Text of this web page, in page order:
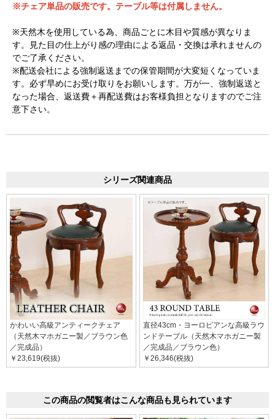
※チェア単品の販売です。テーブル等は付属しません。
※天然木を使用している為、商品ごとに木目や質感が異なりま
す。見た目の仕上がり感の理由による返品・交換は承れませんの
でご了承ください。
※配送会社による強制返送までの保管期間が大変短くなっていま
す。必ず早めにお受け取りをお願いします。万が一、強制返送と
なった場合、返送費＋再配送費はお客様負担となりますのでご注
意下さい。
シリーズ関連商品
かわいい高級アンティークチェア
（天然木マホガニー製／ブラウン色
／完成品）
￥23,619(税抜)
直径43cm・ヨーロピアンな高級ラウ
ンドテーブル（天然木マホガニー製
／完成品／ブラウン色）
￥26,346(税抜)
この商品の閲覧者はこんな商品も見られています